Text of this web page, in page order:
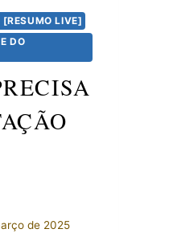
[RESUMO LIVE]
DO
de 2025